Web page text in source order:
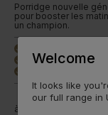
Porridge nouvelle
pour booster les
un champion.
done
done Peu calorique &
done
à partir de
Welcome
It looks like
our full range in